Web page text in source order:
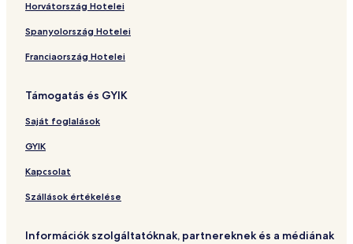
Horvátország Hotelei
Spanyolország Hotelei
Franciaország Hotelei
Támogatás és GYIK
Saját foglalások
GYIK
Kapcsolat
Szállások értékelése
Információk szolgáltatóknak, partnereknek és a médiának